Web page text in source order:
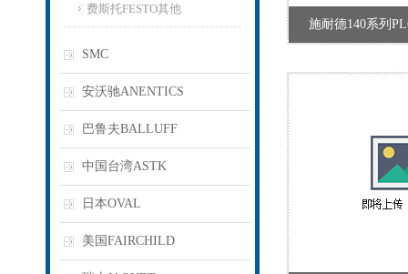
费斯托FESTO其他
SMC
安沃驰ANENTICS
巴鲁夫BALLUFF
中国台湾ASTK
日本OVAL
美国FAIRCHILD
施耐德140系列